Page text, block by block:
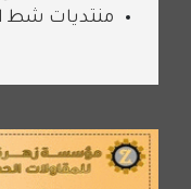
منتديات شط